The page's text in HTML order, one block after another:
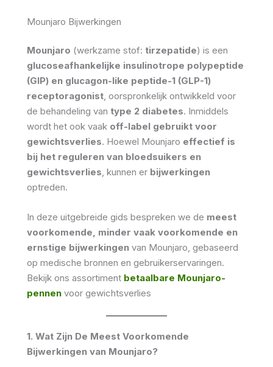
Mounjaro Bijwerkingen
Mounjaro (werkzame stof: tirzepatide) is een
glucoseafhankelijke insulinotrope polypeptide
(GIP) en glucagon-like peptide-1 (GLP-1)
receptoragonist, oorspronkelijk ontwikkeld voor
de behandeling van type 2 diabetes. Inmiddels
wordt het ook vaak off-label gebruikt voor
gewichtsverlies. Hoewel Mounjaro effectief is
bij het reguleren van bloedsuikers en
gewichtsverlies, kunnen er bijwerkingen
optreden.
In deze uitgebreide gids bespreken we de meest
voorkomende, minder vaak voorkomende en
ernstige bijwerkingen van Mounjaro, gebaseerd
op medische bronnen en gebruikerservaringen.
Bekijk ons ​​assortiment betaalbare Mounjaro-
pennen voor gewichtsverlies
1. Wat Zijn De Meest Voorkomende
Bijwerkingen van Mounjaro?